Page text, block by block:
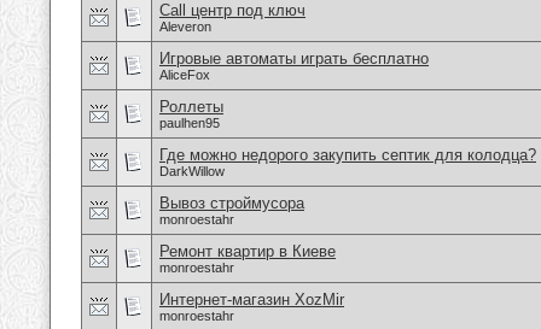
Call центр под ключ
Aleveron
Игровые автоматы играть бесплатно
AliceFox
Роллеты
paulhen95
Где можно недорого закупить септик для колодца?
DarkWillow
Вывоз строймусора
monroestahr
Ремонт квартир в Киеве
monroestahr
Интернет-магазин XozMir
monroestahr